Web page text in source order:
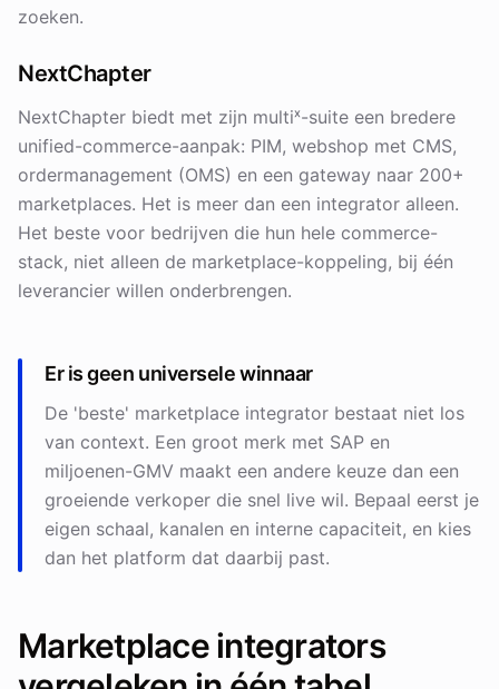
zoeken.
NextChapter
NextChapter biedt met zijn multiˣ-suite een bredere
unified-commerce-aanpak: PIM, webshop met CMS,
ordermanagement (OMS) en een gateway naar 200+
marketplaces. Het is meer dan een integrator alleen.
Het beste voor bedrijven die hun hele commerce-
stack, niet alleen de marketplace-koppeling, bij één
leverancier willen onderbrengen.
Er is geen universele winnaar
De 'beste' marketplace integrator bestaat niet los
van context. Een groot merk met SAP en
miljoenen-GMV maakt een andere keuze dan een
groeiende verkoper die snel live wil. Bepaal eerst je
eigen schaal, kanalen en interne capaciteit, en kies
dan het platform dat daarbij past.
Marketplace integrators